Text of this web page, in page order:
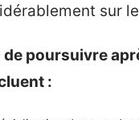
sur
de poursuivre
: